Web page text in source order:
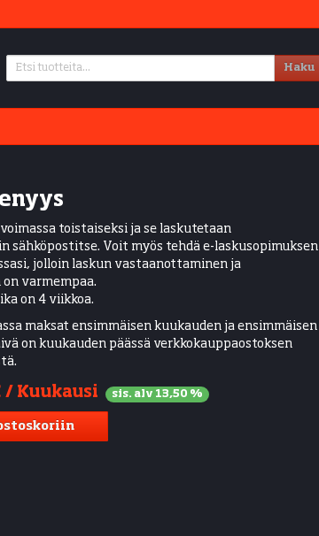
Haku
voimassa toistaiseksi ja se laskutetaan
sähköpostitse. Voit myös tehdä e-laskusopimuksen
jolloin laskun vastaanottaminen ja
varmempaa.
on 4 viikkoa.
maksat ensimmäisen kuukauden ja ensimmäisen
on kuukauden päässä verkkokauppaostoksen
/ Kuukausi sis. alv 13,50 %